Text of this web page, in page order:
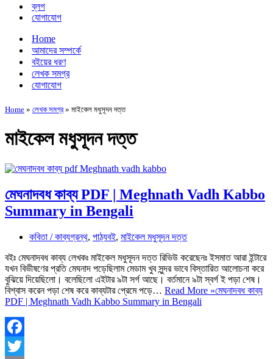
ব্লগ
যোগাযোগ
Home
আমাদের সম্পর্কে
বইয়ের ধরণ
লেখক সমগ্র
যোগাযোগ
Home » লেখক সমগ্র » মাইকেল মধুসূদন দত্ত
মাইকেল মধুসূদন দত্ত
মেঘনাদবধ কাব্য PDF | Meghnath Vadh Kabbo
Summary in Bengali
কবিতা / কাব্যগ্রন্থ, পাঠ্যবই, মাইকেল মধুসূদন দত্ত
বইঃ মেঘনাদবধ কাব্য লেখকঃ মাইকেল মধুসূদন দত্ত রিভিউ করেছেনঃ ইসমাত আরা ইন্টারে
যখন বিভীষণের প্রতি মেঘনাদ পড়েছিলাম মেডাম খুব সুন্দর ভাবে বিস্তারিত আলোচনা করে
বুঝিয়ে দিয়েছিলো। বলেছিলো এইটার ৯টা সর্গ আছে। বর্তমানে ৯টা স্বর্গ ই পড়া শেষ।
বিশ্বাস করেন পড়া শেষ করে কাব্যটার প্রেমে পড়ে… Read More »মেঘনাদবধ কাব্য
PDF | Meghnath Vadh Kabbo Summary in Bengali
Facebook